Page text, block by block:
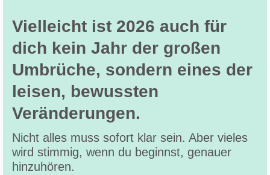
Vielleicht ist 2026 auch für
dich kein Jahr der großen
Umbrüche, sondern eines der
leisen, bewussten
Veränderungen.
Nicht alles muss sofort klar sein. Aber vieles
wird stimmig, wenn du beginnst, genauer
hinzuhören.